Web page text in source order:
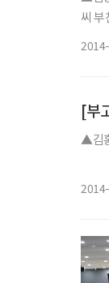
씨
[부
▲김